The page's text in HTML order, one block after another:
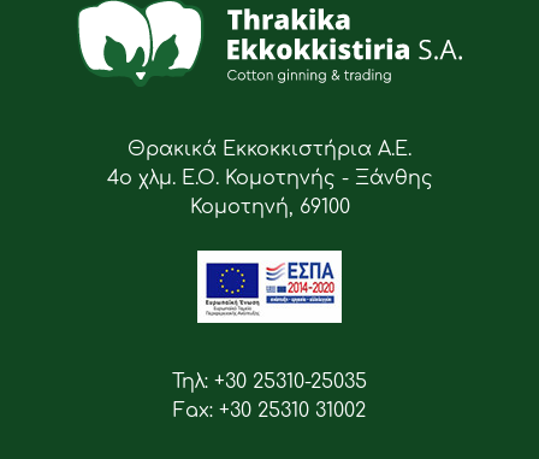
Θρακικά Εκκοκκιστήρια Α.Ε.
4ο χλμ. Ε.Ο. Κομοτηνής - Ξάνθης
Κομοτηνή, 69100
Τηλ: +30 25310-25035
Fax: +30 25310 31002